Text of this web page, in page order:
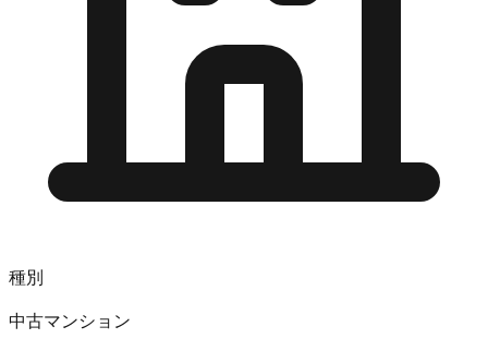
種別
中古マンション